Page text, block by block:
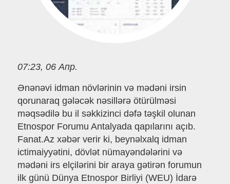
07:23, 06 Апр.
Ənənəvi idman növlərinin və mədəni irsin
qorunaraq gələcək nəsillərə ötürülməsi
məqsədilə bu il səkkizinci dəfə təşkil olunan
Etnospor Forumu Antalyada qapılarını açıb.
Fanat.Az xəbər verir ki, beynəlxalq idman
ictimaiyyətini, dövlət nümayəndələrini və
mədəni irs elçilərini bir araya gətirən forumun
ilk günü Dünya Etnospor Birliyi (WEU) İdarə